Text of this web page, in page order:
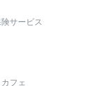
サービス
フェ